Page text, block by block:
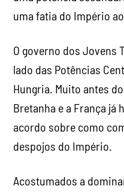
uma fatia do Império
O governo dos Jovens
lado das Potências
Hungria. Muito antes
Bretanha e a França já
acordo sobre como
despojos do Império.
Acostumados a